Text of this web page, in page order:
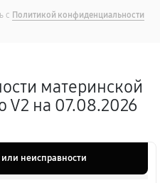
с Политикой конфиденциальности
материнской
V2 на 07.08.2026
неисправности